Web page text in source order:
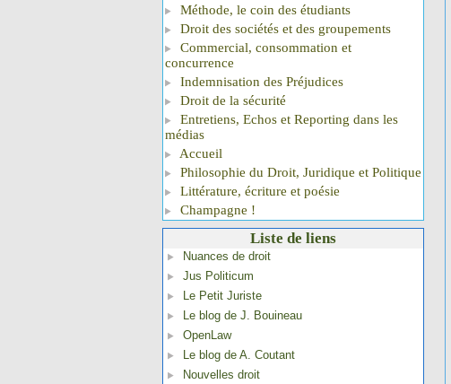
Méthode, le coin des étudiants
Droit des sociétés et des groupements
Commercial, consommation et
concurrence
Indemnisation des Préjudices
Droit de la sécurité
Entretiens, Echos et Reporting dans les
médias
Accueil
Philosophie du Droit, Juridique et Politique
Littérature, écriture et poésie
Champagne !
Liste de liens
Nuances de droit
Jus Politicum
Le Petit Juriste
Le blog de J. Bouineau
OpenLaw
Le blog de A. Coutant
Nouvelles droit